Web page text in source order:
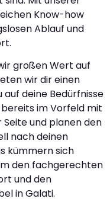
Know-how
Ablauf und
großen Wert auf
wir dir einen
deine Bedürfnisse
im Vorfeld mit
und planen den
nach deinen
kümmern sich
den fachgerechten
und den
in Galati.